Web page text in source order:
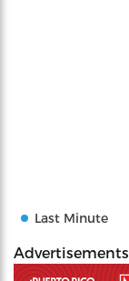
Last Minute
Advertisements